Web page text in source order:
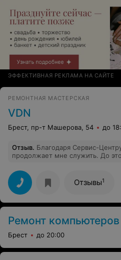
ЭФФЕКТИВНАЯ РЕКЛАМА НА САЙТЕ
РЕМОНТНАЯ МАСТЕРСКАЯ
VDN
Брест, пр-т Машерова, 54 до
Отзыв. Благодаря Сервис-
продолжает мне служить. До
ошибках! Если у Вас Acer не
дорогой в Сервис-Центр
Отзывы1
Ремонт компьютеров и
Брест до 20:00